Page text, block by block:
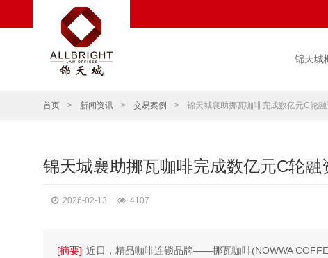
锦天城
首页 > 新闻资讯 > 交易案例 > 锦天城襄助挪瓦咖啡完成数亿元C轮融
锦天城襄助挪瓦咖啡完成数亿元C轮融
2026-02-13 4107
[摘要] 近日，精品咖啡连锁品牌——挪瓦咖啡(NOWWA